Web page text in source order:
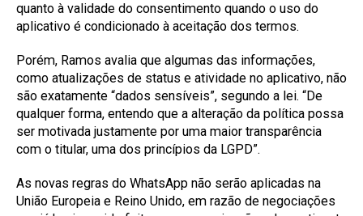
quanto à validade do consentimento quando o uso do
aplicativo é condicionado à aceitação dos termos.
Porém, Ramos avalia que algumas das informações,
como atualizações de status e atividade no aplicativo, não
são exatamente “dados sensíveis”, segundo a lei. “De
qualquer forma, entendo que a alteração da política possa
ser motivada justamente por uma maior transparência
com o titular, uma dos princípios da LGPD”.
As novas regras do WhatsApp não serão aplicadas na
União Europeia e Reino Unido, em razão de negociações